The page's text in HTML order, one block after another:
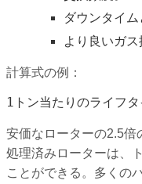
ダウンタイ
より良いガ
計算式の例：
安価なローターの2.5倍
処理済みローターは、
ことができる。多くの